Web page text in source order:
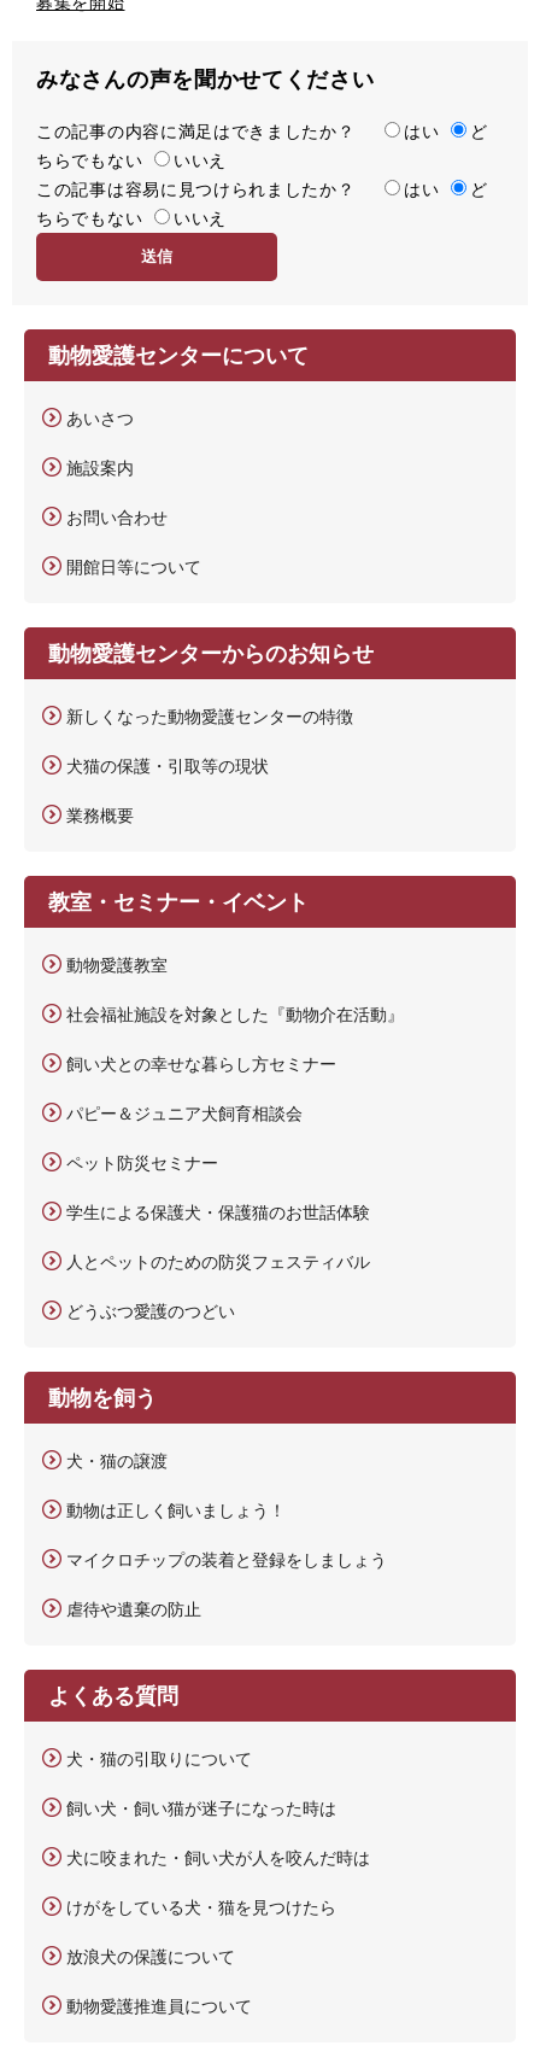
みなさんの声を聞かせてください
満
足
度
この記事の内容に満足はできましたか？ はい
ど
ちらでもない
いいえ
容
易
この記事は容易に見つけられましたか？ はい
ど
ちらでもない
いいえ
動物愛護センターについて
あいさつ
施設案内
お問い合わせ
開館日等について
動物愛護センターからのお知らせ
新しくなった動物愛護センターの特徴
犬猫の保護・引取等の現状
業務概要
教室・セミナー・イベント
動物愛護教室
社会福祉施設を対象とした『動物介在活動』
飼い犬との幸せな暮らし方セミナー
パピー＆ジュニア犬飼育相談会
ペット防災セミナー
学生による保護犬・保護猫のお世話体験
人とペットのための防災フェスティバル
どうぶつ愛護のつどい
動物を飼う
犬・猫の譲渡
動物は正しく飼いましょう！
マイクロチップの装着と登録をしましょう
虐待や遺棄の防止
よくある質問
犬・猫の引取りについて
飼い犬・飼い猫が迷子になった時は
犬に咬まれた・飼い犬が人を咬んだ時は
けがをしている犬・猫を見つけたら
放浪犬の保護について
動物愛護推進員について